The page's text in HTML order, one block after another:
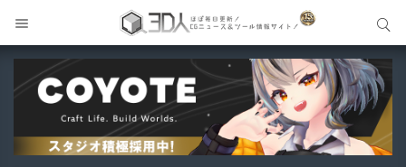
サイト内検索